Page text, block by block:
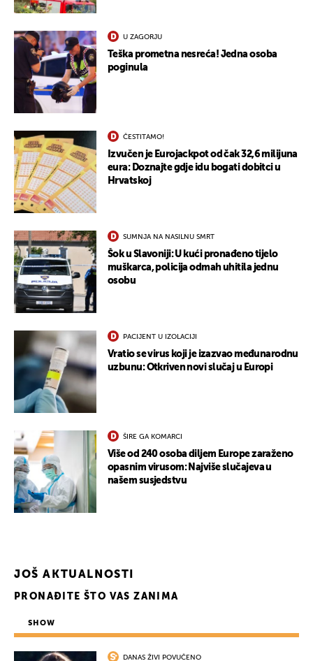
U ZAGORJU
Teška prometna nesreća! Jedna osoba
poginula
ČESTITAMO!
Izvučen je Eurojackpot od čak 32,6 milijuna
eura: Doznajte gdje idu bogati dobitci u
Hrvatskoj
SUMNJA NA NASILNU SMRT
Šok u Slavoniji: U kući pronađeno tijelo
muškarca, policija odmah uhitila jednu
osobu
PACIJENT U IZOLACIJI
Vratio se virus koji je izazvao međunarodnu
uzbunu: Otkriven novi slučaj u Europi
ŠIRE GA KOMARCI
Više od 240 osoba diljem Europe zaraženo
opasnim virusom: Najviše slučajeva u
našem susjedstvu
JOŠ AKTUALNOSTI
PRONAĐITE ŠTO VAS ZANIMA
SHOW
DANAS ŽIVI POVUČENO